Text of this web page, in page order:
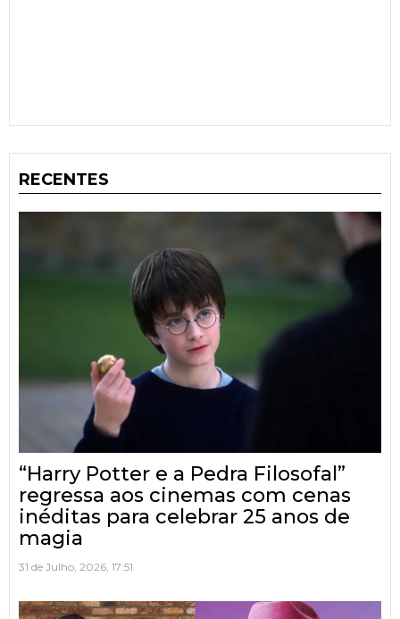
RECENTES
“Harry Potter e a Pedra Filosofal”
regressa aos cinemas com cenas
inéditas para celebrar 25 anos de
magia
31 de Julho, 2026, 17:51